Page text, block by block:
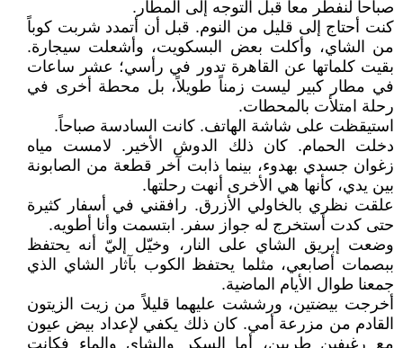
صباحاً لنفطر معاً قبل التوجه إلى المطار.
كنت أحتاج إلى قليل من النوم. قبل أن أتمدد شربت كوباً
من الشاي، وأكلت بعض البسكويت، وأشعلت سيجارة.
بقيت كلماتها عن القاهرة تدور في رأسي؛ عشر ساعات
في مطار كبير ليست زمناً طويلاً، بل محطة أخرى في
رحلة امتلأت بالمحطات.
استيقظت على شاشة الهاتف. كانت السادسة صباحاً.
دخلت الحمام. كان ذلك الدوش الأخير. لامست مياه
زغوان جسدي بهدوء، بينما ذابت آخر قطعة من الصابونة
بين يدي، كأنها هي الأخرى أنهت رحلتها.
علقت نظري بالخاولي الأزرق. رافقني في أسفار كثيرة
حتى كدت أستخرج له جواز سفر. ابتسمت وأنا أطويه.
وضعت إبريق الشاي على النار، وخيّل إليّ أنه يحتفظ
ببصمات أصابعي، مثلما يحتفظ الكوب بآثار الشاي الذي
جمعنا طوال الأيام الماضية.
أخرجت بيضتين، ورششت عليهما قليلاً من زيت الزيتون
القادم من مزرعة أمي. كان ذلك يكفي لإعداد بيض عيون
مع رغيفين طريين، أما السكر والشاي والماء فكانت